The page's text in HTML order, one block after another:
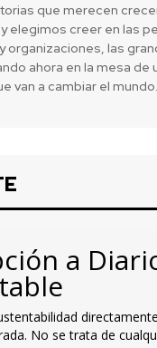
que merecen
elegimos creer en las
organizaciones, las
ahora en la mesa de
van a cambiar el mundo.
a
No se trata de